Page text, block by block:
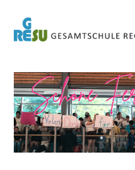
Inhalt
springen